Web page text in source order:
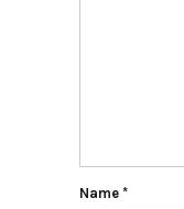
Name *